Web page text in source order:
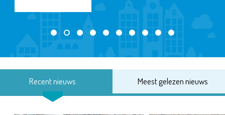
Recent nieuws Meest gelezen nieuws